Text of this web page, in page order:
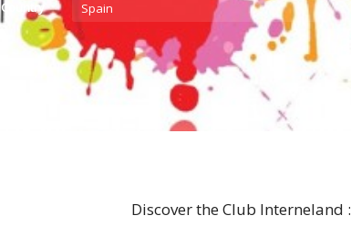
Country
Spain
Discover the Club Interneland :